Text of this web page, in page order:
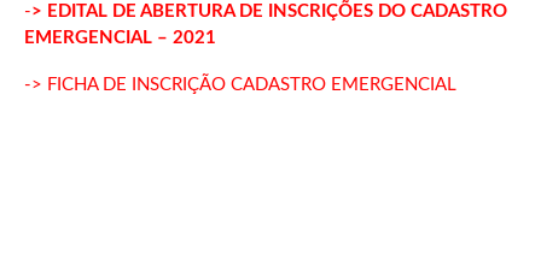
-> EDITAL DE ABERTURA DE INSCRIÇÕES DO CADASTRO
EMERGENCIAL – 2021
-> FICHA DE INSCRIÇÃO CADASTRO EMERGENCIAL